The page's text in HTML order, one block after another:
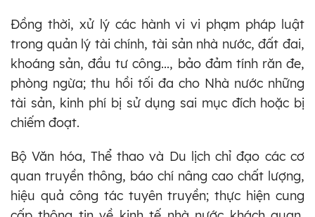
Đồng thời, xử lý các hành vi vi phạm pháp luật
trong quản lý tài chính, tài sản nhà nước, đất đai,
khoáng sản, đầu tư công..., bảo đảm tính răn đe,
phòng ngừa; thu hồi tối đa cho Nhà nước những
tài sản, kinh phí bị sử dụng sai mục đích hoặc bị
chiếm đoạt.
Bộ Văn hóa, Thể thao và Du lịch chỉ đạo các cơ
quan truyền thông, báo chí nâng cao chất lượng,
hiệu quả công tác tuyên truyền; thực hiện cung